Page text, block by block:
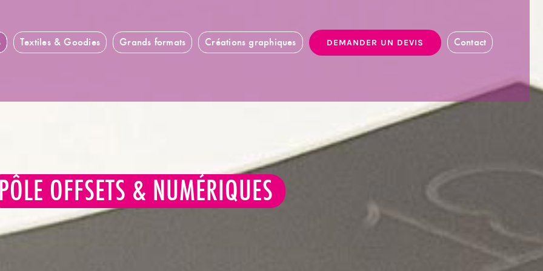
Textiles & Goodies Grands formats Créations graphiques DEMANDER UN DEVIS Contact
PÔLE OFFSETS & NUMÉRIQUES